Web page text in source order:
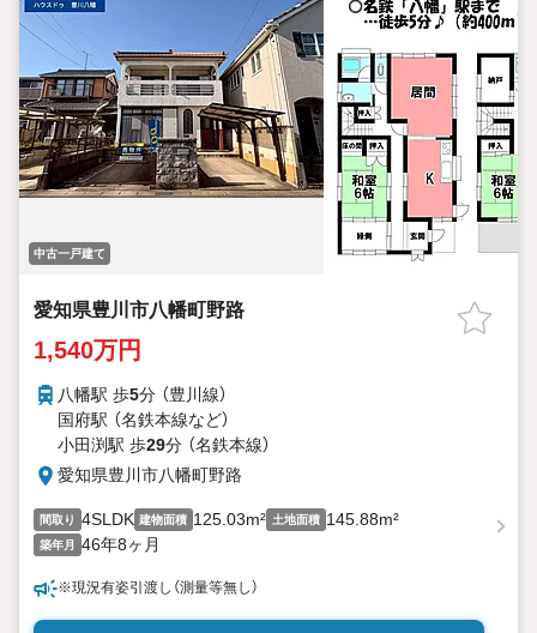
中古一戸建て
愛知県豊川市八幡町野路
1,540万円
八幡駅 歩5分 （豊川線）
国府駅 （名鉄本線など）
小田渕駅 歩29分 （名鉄本線）
愛知県豊川市八幡町野路
間取り 4SLDK 建物面積 125.03m² 土地面積 145.88m²
築年月 46年8ヶ月
※現況有姿引渡し（測量等無し）